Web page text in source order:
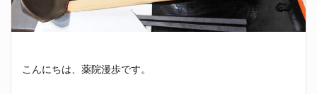
こんにちは、薬院漫歩です。